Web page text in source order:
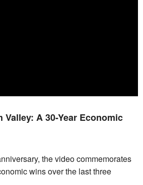
Valley: A 30-Year Economic
the video commemorates
wins over the last three